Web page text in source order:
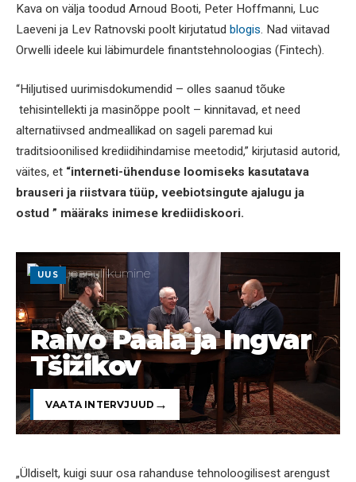
Kava on välja toodud Arnoud Booti, Peter Hoffmanni, Luc
Laeveni ja Lev Ratnovski poolt kirjutatud blogis. Nad viitavad
Orwelli ideele kui läbimurdele finantstehnoloogias (Fintech).
“Hiljutised uurimisdokumendid – olles saanud tõuke
tehisintellekti ja masinõppe poolt – kinnitavad, et need
alternatiivsed andmeallikad on sageli paremad kui
traditsioonilised krediidihindamise meetodid,” kirjutasid autorid,
väites, et “interneti-ühenduse loomiseks kasutatava
brauseri ja riistvara tüüp, veebiotsingute ajalugu ja
ostud ” määraks inimese krediidiskoori.
UUS
Raivo Paala ja Ingvar
Tšižikov
VAATA INTERVJUUD
„Üldiselt, kuigi suur osa rahanduse tehnoloogilisest arengust